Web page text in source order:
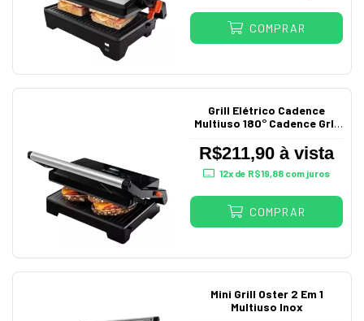
COMPRAR
Grill Elétrico Cadence
Multiuso 180° Cadence Grl-
R$211,90 à vista
12x de R$19,88com juros
COMPRAR
Mini Grill Oster 2 Em 1
Multiuso Inox